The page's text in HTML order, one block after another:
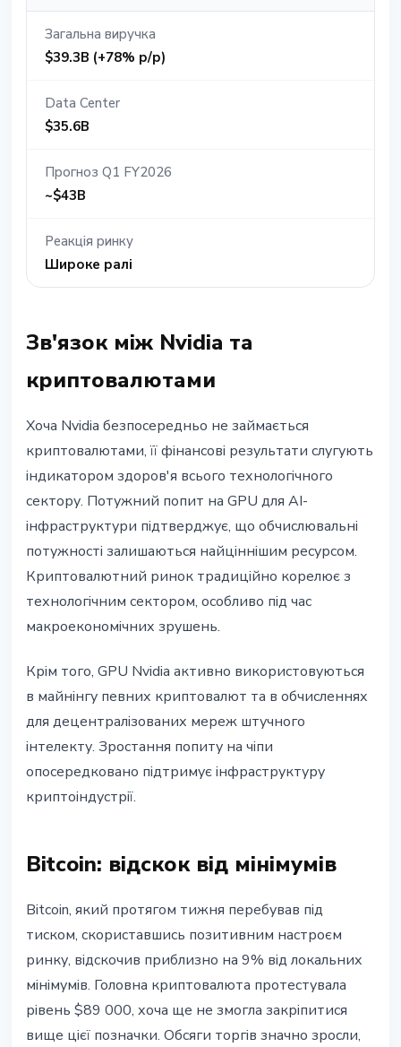
Загальна виручка
$39.3B (+78% р/р)
Data Center
$35.6B
Прогноз Q1 FY2026
~$43B
Реакція ринку
Широке ралі
Зв'язок між Nvidia та
криптовалютами
Хоча Nvidia безпосередньо не займається
криптовалютами, її фінансові результати слугують
індикатором здоров'я всього технологічного
сектору. Потужний попит на GPU для AI-
інфраструктури підтверджує, що обчислювальні
потужності залишаються найціннішим ресурсом.
Криптовалютний ринок традиційно корелює з
технологічним сектором, особливо під час
макроекономічних зрушень.
Крім того, GPU Nvidia активно використовуються
в майнінгу певних криптовалют та в обчисленнях
для децентралізованих мереж штучного
інтелекту. Зростання попиту на чіпи
опосередковано підтримує інфраструктуру
криптоіндустрії.
Bitcoin: відскок від мінімумів
Bitcoin, який протягом тижня перебував під
тиском, скориставшись позитивним настроєм
ринку, відскочив приблизно на 9% від локальних
мінімумів. Головна криптовалюта протестувала
рівень $89 000, хоча ще не змогла закріпитися
вище цієї позначки. Обсяги торгів значно зросли,